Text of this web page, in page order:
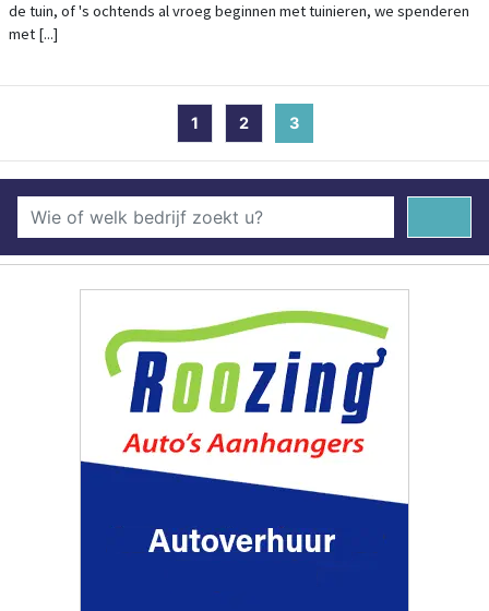
de tuin, of 's ochtends al vroeg beginnen met tuinieren, we spenderen
met [...]
1 2 3(current)